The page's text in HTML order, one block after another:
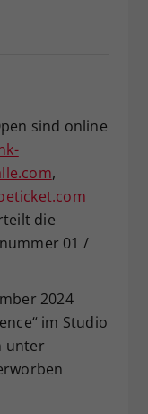
sind online
,
die
01 /
2024
im Studio
unter